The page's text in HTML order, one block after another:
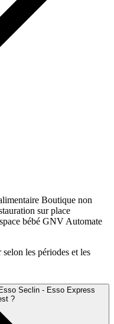
Boutique non
sur place
bébé GNV Automate
les périodes et les
Seclin - Esso Express
?